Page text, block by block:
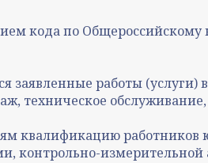
кода по
работы (услуги)
техническое
квалификацию работников
контрольно-